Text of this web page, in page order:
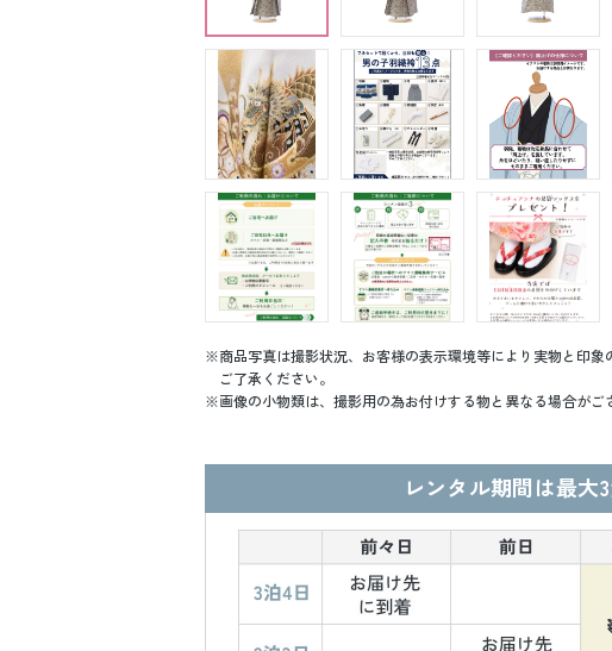
商品写真は撮影状況、お客様の表示環境等により実物と印
ご了承ください。
画像の小物類は、撮影用の為お付けする物と異なる場合がご
レンタル期間は最大